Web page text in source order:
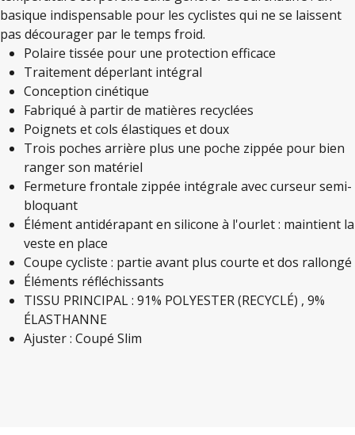
basique indispensable pour les cyclistes qui ne se laissent
pas décourager par le temps froid.
Polaire tissée pour une protection efficace
Traitement déperlant intégral
Conception cinétique
Fabriqué à partir de matières recyclées
Poignets et cols élastiques et doux
Trois poches arrière plus une poche zippée pour bien
ranger son matériel
Fermeture frontale zippée intégrale avec curseur semi-
bloquant
Élément antidérapant en silicone à l'ourlet : maintient la
veste en place
Coupe cycliste : partie avant plus courte et dos rallongé
Éléments réfléchissants
TISSU PRINCIPAL : 91% POLYESTER (RECYCLÉ) , 9%
ÉLASTHANNE
Ajuster : Coupé Slim